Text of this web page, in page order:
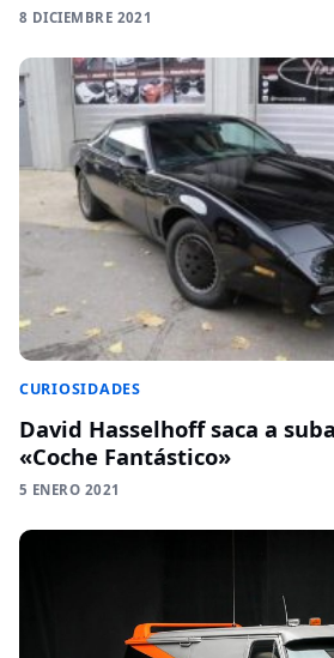
8 DICIEMBRE 2021
CURIOSIDADES
David Hasselhoff saca a
«Coche Fantástico»
5 ENERO 2021